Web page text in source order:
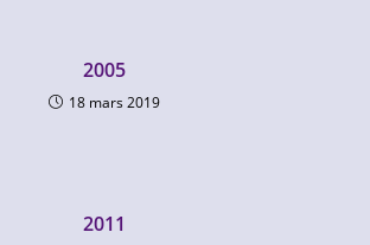
2005
18 mars 2019
2011